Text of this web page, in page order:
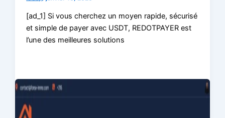
[ad_1] Si vous cherchez un moyen rapide, sécurisé
et simple de payer avec USDT, REDOTPAYER est
l’une des meilleures solutions